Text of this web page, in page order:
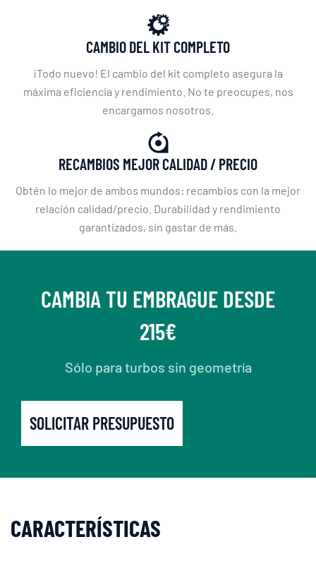
CAMBIO DEL KIT COMPLETO
¡Todo nuevo! El cambio del kit completo asegura la
máxima eficiencia y rendimiento. No te preocupes, nos
encargamos nosotros.
RECAMBIOS MEJOR CALIDAD / PRECIO
Obtén lo mejor de ambos mundos: recambios con la mejor
relación calidad/precio. Durabilidad y rendimiento
garantizados, sin gastar de más.
CAMBIA TU EMBRAGUE DESDE
215€
Sólo para turbos sin geometría
SOLICITAR PRESUPUESTO
CARACTERÍSTICAS